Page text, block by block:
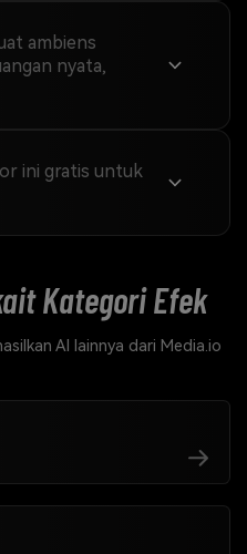
ambiens
nyata,
ini gratis untuk
Kategori Efek
AI lainnya dari Media.io